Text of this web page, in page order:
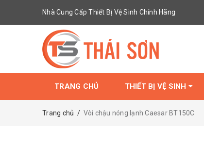
Nhà Cung Cấp Thiết Bị Vệ Sinh Chính Hãng
TRANG CHỦ THIẾT BỊ VỆ SINH
Trang chủ / Vòi chậu nóng lạnh Caesar BT150C